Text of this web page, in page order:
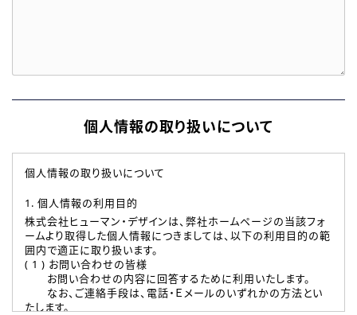
個人情報の取り扱いについて
個人情報の取り扱いについて
1. 個人情報の利用目的
株式会社ヒューマン・デザインは、弊社ホームページの当該フォ
ームより取得した個人情報につきましては、以下の利用目的の範
囲内で適正に取り扱います。
( 1 ) お問い合わせの皆様
お問い合わせの内容に回答するために利用いたします。
なお、ご連絡手段は、電話・Ｅメールのいずれかの方法とい
たします。